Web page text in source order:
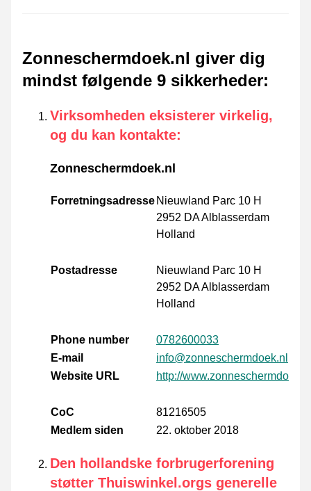
Zonneschermdoek.nl giver dig
mindst følgende 9 sikkerheder:
Virksomheden eksisterer virkelig,
og du kan kontakte:
Zonneschermdoek.nl
Forretningsadresse Nieuwland Parc 10 H
2952 DA Alblasserdam
Holland
Postadresse
Nieuwland Parc 10 H
2952 DA Alblasserdam
Holland
Phone number
0782600033
E-mail
info@zonneschermdoek.nl
Website URL
http://
CoC
81216505
Medlem siden
22. oktober 2018
Den hollandske forbrugerforening
støtter Thuiswinkel.orgs generelle